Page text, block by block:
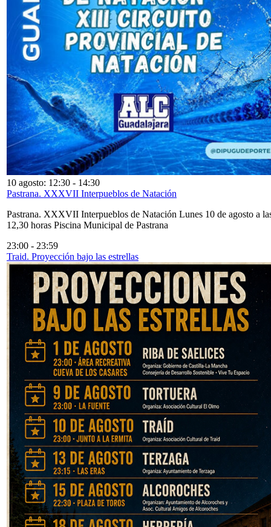
10 agosto: 12:30 - 14:30
Pastrana. XXXVII Interpueblos de Natación
Pastrana. XXXVII Interpueblos de Natación Lunes 10 de agosto a
12,30 horas Piscina Municipal de Pastrana
23:00 - 23:59
Traid. Proyección bajo las estrellas